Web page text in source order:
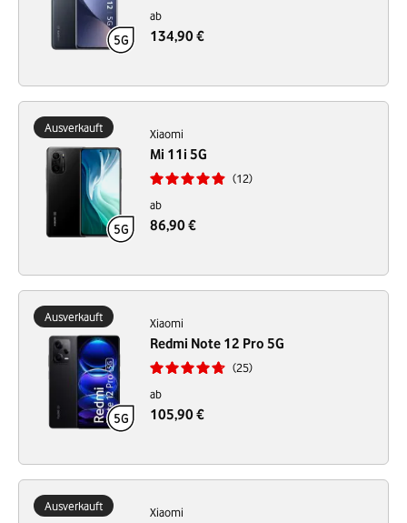
ab
134,90 €
Ausverkauft Xiaomi
Mi 11i 5G
12
ab
86,90 €
Ausverkauft Xiaomi
Redmi Note 12 Pro 5G
25
ab
105,90 €
Ausverkauft Xiaomi